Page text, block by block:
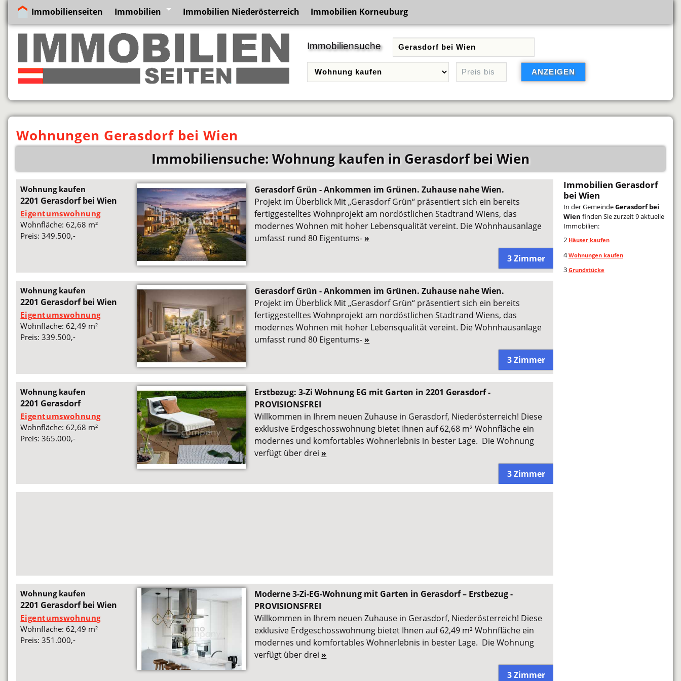
Immobilienseiten Immobilien Immobilien Niederösterreich Immobilien Korneuburg
Immobiliensuche
Wohnungen Gerasdorf bei Wien
Immobiliensuche: Wohnung kaufen in Gerasdorf bei Wien
Wohnung kaufen
2201 Gerasdorf bei Wien
Eigentumswohnung
Wohnfläche: 62,68 m²
Preis: 349.500,-
Gerasdorf Grün - Ankommen im Grünen. Zuhause nahe Wien.
Projekt im Überblick Mit „Gerasdorf Grün“ präsentiert sich ein bereits
fertiggestelltes Wohnprojekt am nordöstlichen Stadtrand Wiens, das
modernes Wohnen mit hoher Lebensqualität vereint. Die Wohnhausanlage
umfasst rund 80 Eigentums- »
3 Zimmer
Wohnung kaufen
2201 Gerasdorf bei Wien
Eigentumswohnung
Wohnfläche: 62,49 m²
Preis: 339.500,-
Gerasdorf Grün - Ankommen im Grünen. Zuhause nahe Wien.
Projekt im Überblick Mit „Gerasdorf Grün“ präsentiert sich ein bereits
fertiggestelltes Wohnprojekt am nordöstlichen Stadtrand Wiens, das
modernes Wohnen mit hoher Lebensqualität vereint. Die Wohnhausanlage
umfasst rund 80 Eigentums- »
3 Zimmer
Wohnung kaufen
2201 Gerasdorf
Eigentumswohnung
Wohnfläche: 62,68 m²
Preis: 365.000,-
Erstbezug: 3-Zi Wohnung EG mit Garten in 2201 Gerasdorf -
PROVISIONSFREI
Willkommen in Ihrem neuen Zuhause in Gerasdorf, Niederösterreich! Diese
exklusive Erdgeschosswohnung bietet Ihnen auf 62,68 m² Wohnfläche ein
modernes und komfortables Wohnerlebnis in bester Lage. Die Wohnung
verfügt über drei »
3 Zimmer
Wohnung kaufen
2201 Gerasdorf bei Wien
Eigentumswohnung
Wohnfläche: 62,49 m²
Preis: 351.000,-
Moderne 3-Zi-EG-Wohnung mit Garten in Gerasdorf – Erstbezug -
PROVISIONSFREI
Willkommen in Ihrem neuen Zuhause in Gerasdorf, Niederösterreich! Diese
exklusive Erdgeschosswohnung bietet Ihnen auf 62,49 m² Wohnfläche ein
modernes und komfortables Wohnerlebnis in bester Lage. Die Wohnung
verfügt über drei »
3 Zimmer
Immobilien Gerasdorf
bei Wien
In der GemeindeGerasdorf bei
Wien finden Sie zurzeit 9 aktuelle
Immobilien:
2 Häuser kaufen
4Wohnungen kaufen
3 Grundstücke